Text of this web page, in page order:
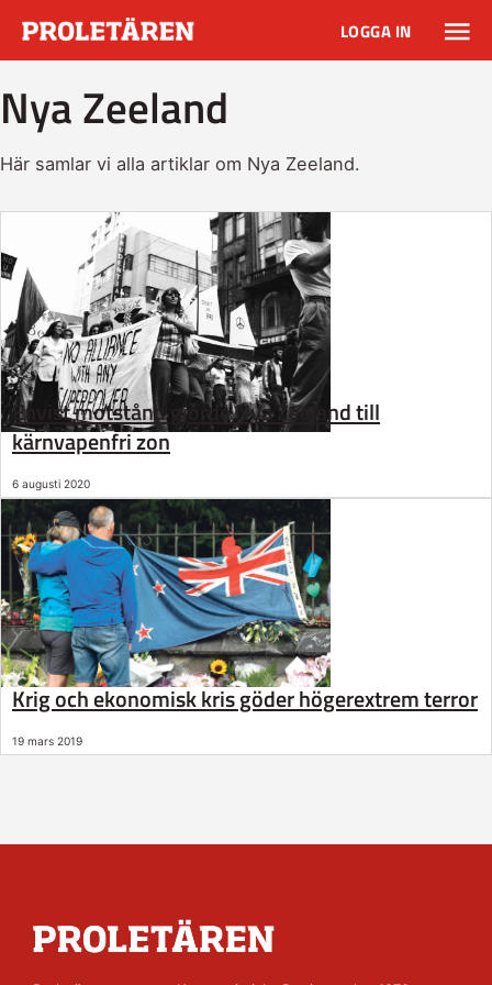
LOGGA IN
Nya Zeeland
Här samlar vi alla artiklar om Nya Zeeland.
Envist motstånd gjorde Nya Zeeland till
kärnvapenfri zon
6 augusti 2020
Krig och ekonomisk kris göder högerextrem terror
19 mars 2019